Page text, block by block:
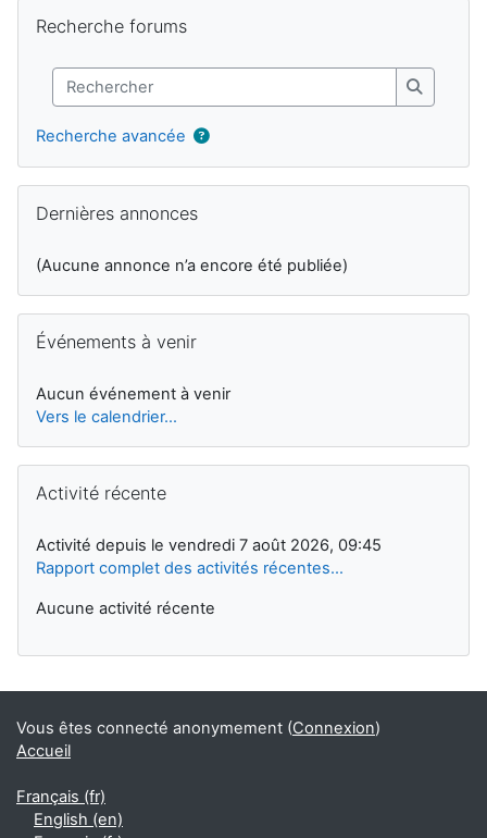
Recherche forums
Rechercher
Recherche avancée
Dernières annonces
(Aucune annonce n’a encore été publiée)
Événements à venir
Aucun événement à venir
Vers le calendrier…
Activité récente
Activité depuis le vendredi 7 août 2026, 09:45
Rapport complet des activités récentes…
Aucune activité récente
Vous êtes connecté anonymement (Connexion)
Accueil
Français ‎(fr)‎
English ‎(en)‎